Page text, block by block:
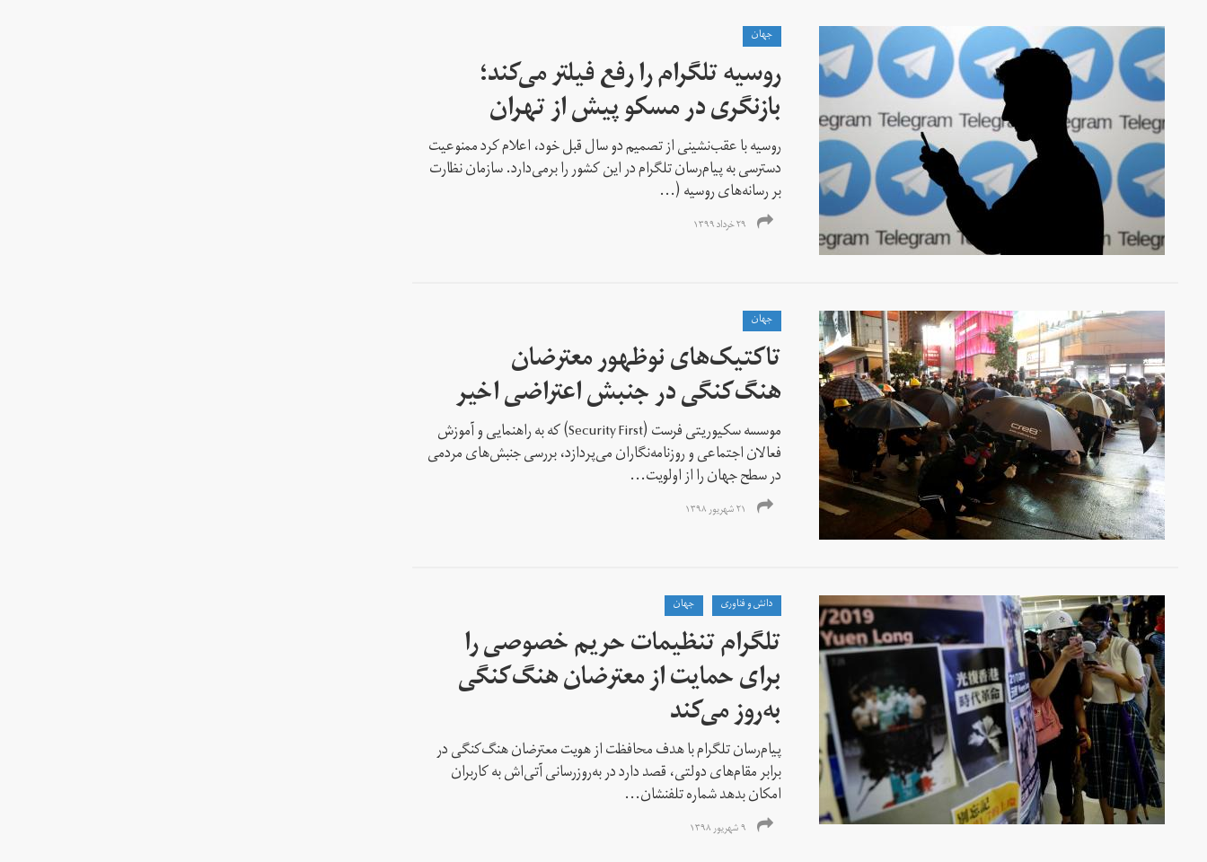
جهان
روسیه تلگرام را رفع فیلتر می‌کند؛
بازنگری در مسکو پیش از تهران
روسیه با عقب‌نشینی از تصمیم دو سال قبل خود، اعلام کرد ممنوعیت
دسترسی به پیام‌رسان تلگرام در این کشور را برمی‌دارد. سازمان نظارت
بر رسانه‌های روسیه (...
۲۹ خرداد ۱۳۹۹
جهان
تاکتیک‌های نوظهور معترضان
هنگ‌کنگی در جنبش اعتراضی اخیر
موسسه سکیوریتی فرست (Security First) که به راهنمایی و آموزش
فعالان اجتماعی و روزنامه‌نگاران می‌پردازد، بررسی جنبش‌های مردمی
در سطح جهان را از اولویت‌...
۲۱ شهریور ۱۳۹۸
دانش و فناوری جهان
تلگرام تنظیمات حریم خصوصی را
برای حمایت از معترضان هنگ‌کنگی
به‌روز می‌کند
پیام‌رسان تلگرام با هدف محافظت از هویت معترضان هنگ‌کنگی در
برابر مقام‌های دولتی، قصد دارد در به‌روز‌رسانی آتی‌‌اش به کاربران
امکان بدهد شماره تلفنشان...
۹ شهریور ۱۳۹۸